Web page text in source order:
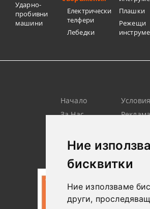
Ние
бисквитки
Ние използваме
други,
Ударно-
пробивни
машини
Електрически
телфери
Лебедки
Плашки
Режещи
Начало
За Нас
Лични
Данни
Условия
Новини